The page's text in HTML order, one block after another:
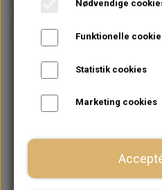
VANDPOLERING
Nødvendige
Funktionelle
Statistik cookies
Marketing cookies